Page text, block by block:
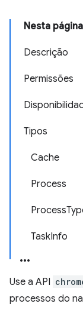
Nesta página
Descrição
Permissões
Tipos
Cache
Process
TaskInfo
Use a API
processos do